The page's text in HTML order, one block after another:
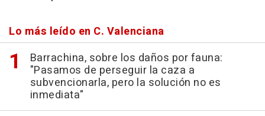
Lo más leído en C. Valenciana
Barrachina, sobre los daños por fauna:
"Pasamos de perseguir la caza a
subvencionarla, pero la solución no es
inmediata"